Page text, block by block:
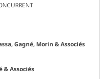
Gagné, Morin & Associés
& Associés